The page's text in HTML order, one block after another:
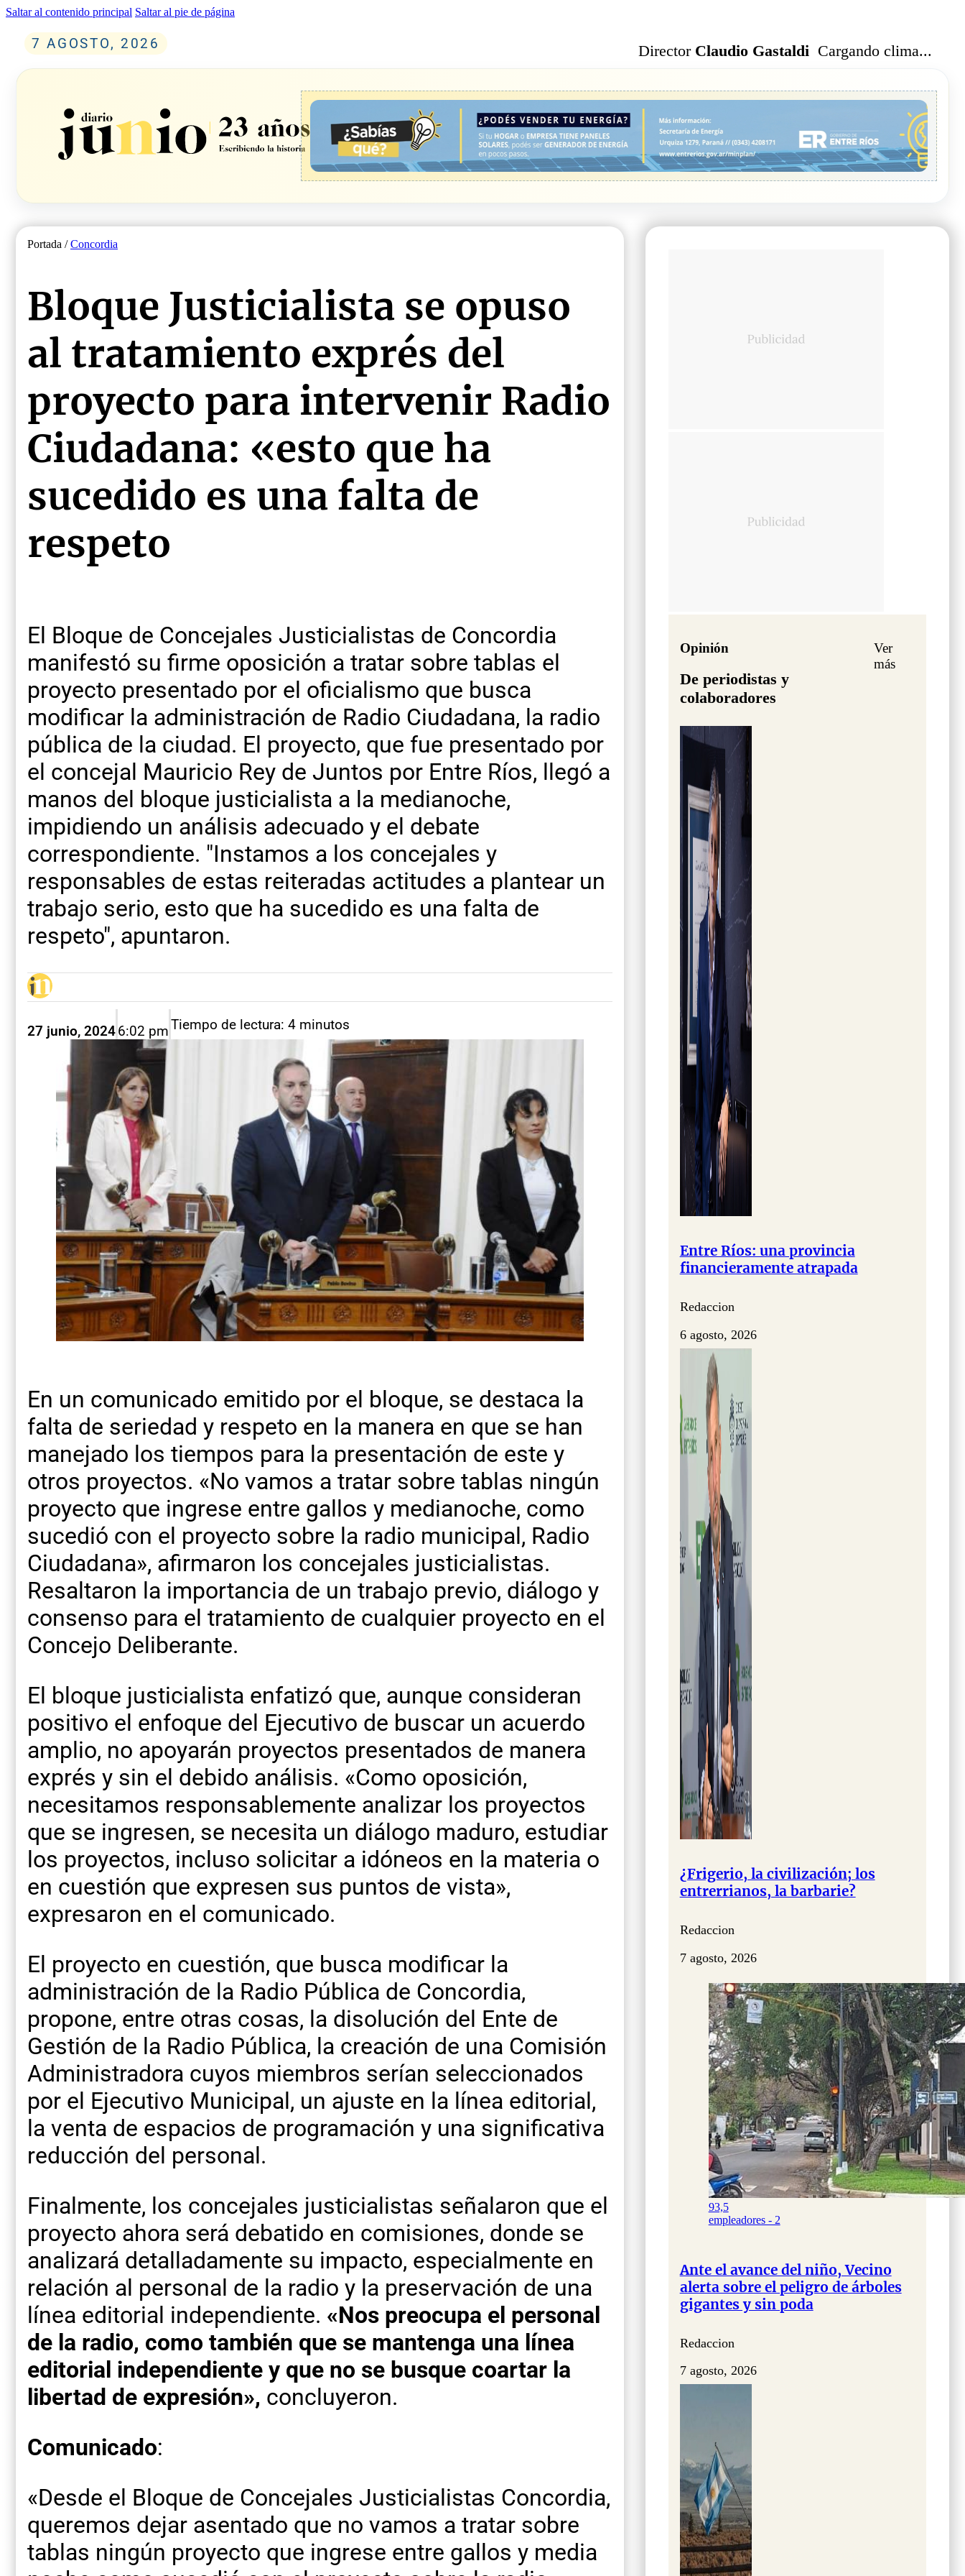
Saltar al contenido principal Saltar al pie de página
7 AGOSTO, 2026 Director Claudio Gastaldi Cargando clima...
Portada /Concordia
Bloque Justicialista se opuso
al tratamiento exprés del
proyecto para intervenir Radio
Ciudadana: «esto que ha
sucedido es una falta de
respeto
El Bloque de Concejales Justicialistas de Concordia
manifestó su firme oposición a tratar sobre tablas el
proyecto presentado por el oficialismo que busca
modificar la administración de Radio Ciudadana, la radio
pública de la ciudad. El proyecto, que fue presentado por
el concejal Mauricio Rey de Juntos por Entre Ríos, llegó a
manos del bloque justicialista a la medianoche,
impidiendo un análisis adecuado y el debate
correspondiente. "Instamos a los concejales y
responsables de estas reiteradas actitudes a plantear un
trabajo serio, esto que ha sucedido es una falta de
respeto", apuntaron.
27 junio, 20246:02 pmTiempo de lectura: 4 minutos
En un comunicado emitido por el bloque, se destaca la
falta de seriedad y respeto en la manera en que se han
manejado los tiempos para la presentación de este y
otros proyectos. «No vamos a tratar sobre tablas ningún
proyecto que ingrese entre gallos y medianoche, como
sucedió con el proyecto sobre la radio municipal, Radio
Ciudadana», afirmaron los concejales justicialistas.
Resaltaron la importancia de un trabajo previo, diálogo y
consenso para el tratamiento de cualquier proyecto en el
Concejo Deliberante.
El bloque justicialista enfatizó que, aunque consideran
positivo el enfoque del Ejecutivo de buscar un acuerdo
amplio, no apoyarán proyectos presentados de manera
exprés y sin el debido análisis. «Como oposición,
necesitamos responsablemente analizar los proyectos
que se ingresen, se necesita un diálogo maduro, estudiar
los proyectos, incluso solicitar a idóneos en la materia o
en cuestión que expresen sus puntos de vista»,
expresaron en el comunicado.
El proyecto en cuestión, que busca modificar la
administración de la Radio Pública de Concordia,
propone, entre otras cosas, la disolución del Ente de
Gestión de la Radio Pública, la creación de una Comisión
Administradora cuyos miembros serían seleccionados
por el Ejecutivo Municipal, un ajuste en la línea editorial,
la venta de espacios de programación y una significativa
reducción del personal.
Finalmente, los concejales justicialistas señalaron que el
proyecto ahora será debatido en comisiones, donde se
analizará detalladamente su impacto, especialmente en
relación al personal de la radio y la preservación de una
línea editorial independiente. «Nos preocupa el personal
de la radio, como también que se mantenga una línea
editorial independiente y que no se busque coartar la
libertad de expresión», concluyeron.
Comunicado:
«Desde el Bloque de Concejales Justicialistas Concordia,
queremos dejar asentado que no vamos a tratar sobre
tablas ningún proyecto que ingrese entre gallos y media
Opinión
De periodistas y
colaboradores
Ver
más
Entre Ríos: una provincia
financieramente atrapada
Redaccion
6 agosto, 2026
¿Frigerio, la civilización; los
entrerrianos, la barbarie?
Redaccion
7 agosto, 2026
93,5
empleadores - 2
Ante el avance del niño, Vecino
alerta sobre el peligro de árboles
gigantes y sin poda
Redaccion
7 agosto, 2026